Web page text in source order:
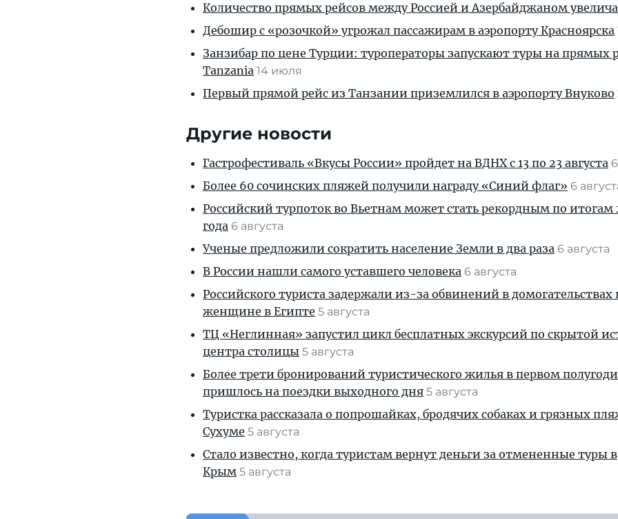
Количество прямых рейсов между Россией и Азербайджаном
Дебошир с «розочкой» угрожал пассажирам в аэропорту Красноярска
Занзибар по цене Турции: туроператоры запускают туры на прямых
Tanzania 14 июля
Первый прямой рейс из Танзании приземлился в аэропорту Внуково
Другие новости
Гастрофестиваль «Вкусы России» пройдет на ВДНХ с 13 по 23 августа
Более 60 сочинских пляжей получили награду «Синий флаг» 6
Российский турпоток во Вьетнам может стать рекордным по итогам
года 6 августа
Ученые предложили сократить население Земли в два раза 6 августа
В России нашли самого уставшего человека 6 августа
Российского туриста задержали из-за обвинений в домогательствах
женщине в Египте 5 августа
ТЦ «Неглинная» запустил цикл бесплатных экскурсий по скрытой
центра столицы 5 августа
Более трети бронирований туристического жилья в первом
пришлось на поездки выходного дня 5 августа
Туристка рассказала о попрошайках, бродячих собаках и грязных
Сухуме 5 августа
Стало известно, когда туристам вернут деньги за отмененные туры в
Крым 5 августа